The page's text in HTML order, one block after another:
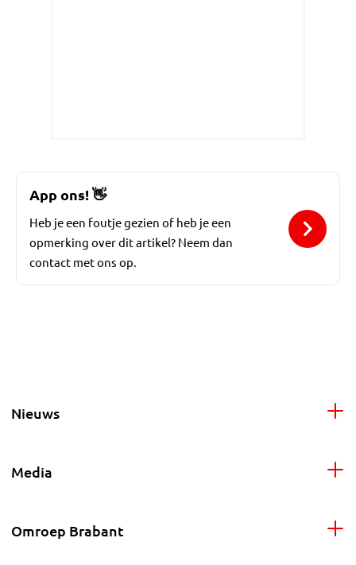
App ons!👋
Heb je een foutje gezien of heb je een
opmerking over dit artikel? Neem dan
contact met ons op.
Nieuws
Media
Omroep Brabant